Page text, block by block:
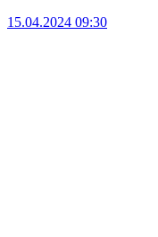
15.04.2024 09:30